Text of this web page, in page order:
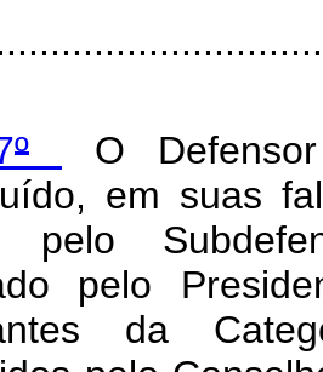
º
O
em suas
pelo
pelo
da